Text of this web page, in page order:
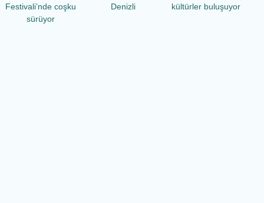
Festivali’nde coşku
sürüyor
Denizli
kültürler buluşuyor